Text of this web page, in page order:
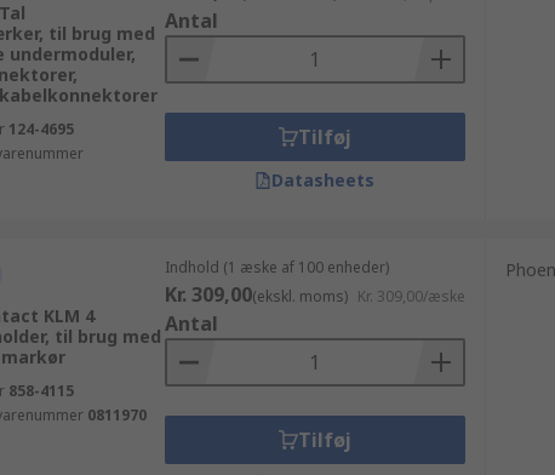
til brug med
undermoduler,
124-4695
Antal
Tilføj
Datasheets
KLM 4
til brug med
858-4115
0811970
Indhold (1 æske af 100 enheder)
Kr. 309,00(ekskl. moms) Kr. 309,00/æske
Antal
Tilføj